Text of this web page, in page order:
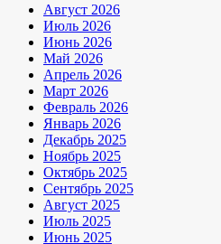
Август 2026
Июль 2026
Июнь 2026
Май 2026
Апрель 2026
Март 2026
Февраль 2026
Январь 2026
Декабрь 2025
Ноябрь 2025
Октябрь 2025
Сентябрь 2025
Август 2025
Июль 2025
Июнь 2025